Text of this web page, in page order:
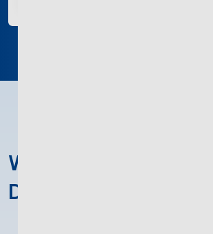
Widerrufsbelehrung
Druckversion